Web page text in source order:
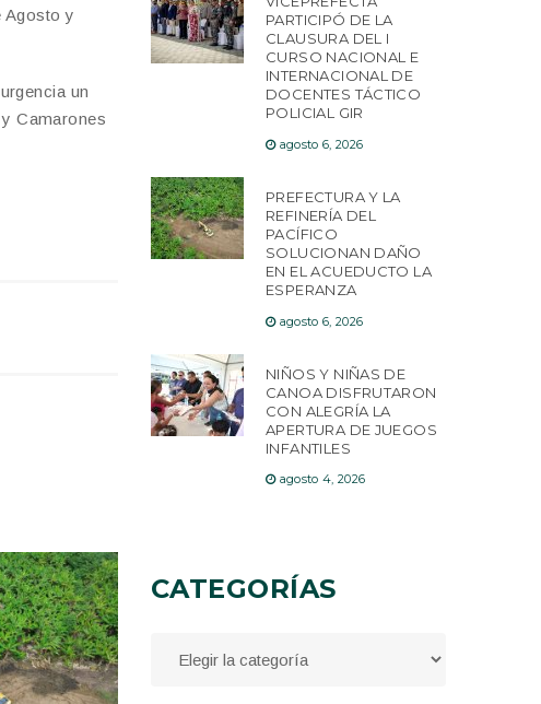
Agosto y
un
Camarones
PARTICIPÓ DE LA
CLAUSURA DEL I
CURSO NACIONAL E
INTERNACIONAL DE
DOCENTES TÁCTICO
POLICIAL GIR
agosto 6, 2026
PREFECTURA Y LA
REFINERÍA DEL
PACÍFICO
SOLUCIONAN DAÑO
EN EL ACUEDUCTO LA
ESPERANZA
agosto 6, 2026
NIÑOS Y NIÑAS DE
CANOA DISFRUTARON
CON ALEGRÍA LA
APERTURA DE JUEGOS
INFANTILES
agosto 4, 2026
CATEGORÍAS